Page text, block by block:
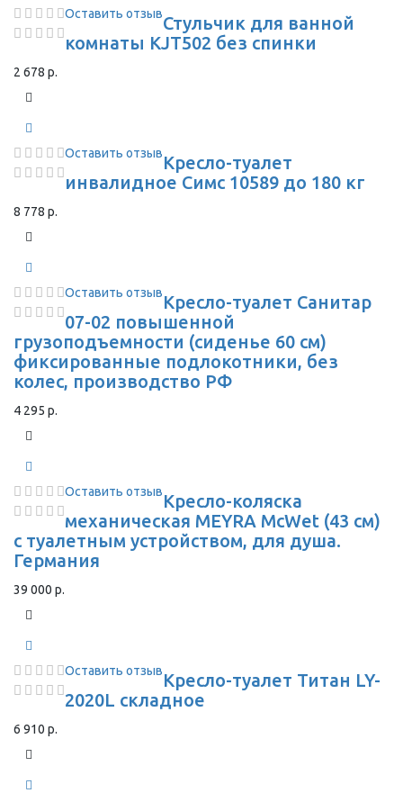
Оставить отзывСтульчик для ванной
комнаты KJT502 без спинки
2 678 р.
Оставить отзывКресло-туалет
инвалидное Симс 10589 до 180 кг
8 778 р.
Оставить отзывКресло-туалет Санитар
07-02 повышенной
грузоподъемности (сиденье 60 см)
фиксированные подлокотники, без
колес, производство РФ
4 295 р.
Оставить отзывКресло-коляска
механическая MEYRA McWet (43 см)
с туалетным устройством, для душа.
Германия
39 000 р.
Оставить отзывКресло-туалет Титан LY-
2020L складное
6 910 р.